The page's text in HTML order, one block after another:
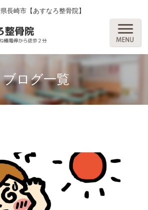
長崎市【あすなろ整骨院】
ブログ一覧